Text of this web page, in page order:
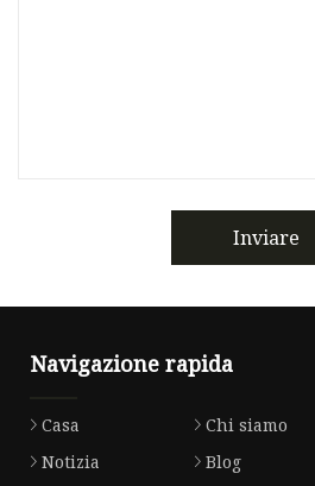
Inviare
Navigazione rapida
Casa Chi siamo
Notizia
Blog